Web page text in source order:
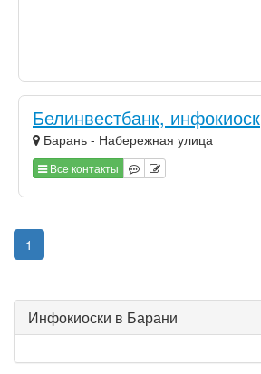
Белинвестбанк, инфокиоск
Барань - Набережная улица
Все контакты
1
Инфокиоски в Барани